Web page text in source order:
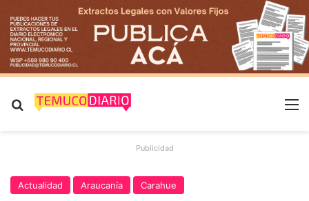
Buscar por
Publicidad
Actualidad Araucanía Carahue